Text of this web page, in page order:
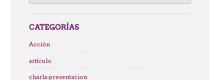
for:
CATEGORÍAS
Acción
artículo
charla-presentacion